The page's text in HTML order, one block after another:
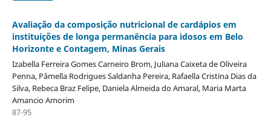
Avaliação da composição nutricional de cardápios em
instituições de longa permanência para idosos em Belo
Horizonte e Contagem, Minas Gerais
Izabella Ferreira Gomes Carneiro Brom, Juliana Caixeta de Oliveira
Penna, Pâmella Rodrigues Saldanha Pereira, Rafaella Cristina Dias da
Silva, Rebeca Braz Felipe, Daniela Almeida do Amaral, Maria Marta
Amancio Amorim
87-95